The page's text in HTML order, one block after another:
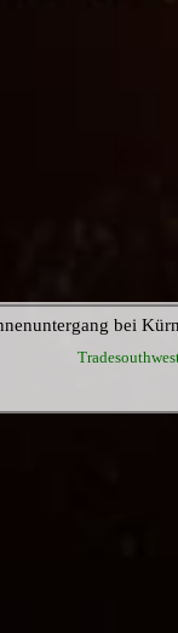
bei